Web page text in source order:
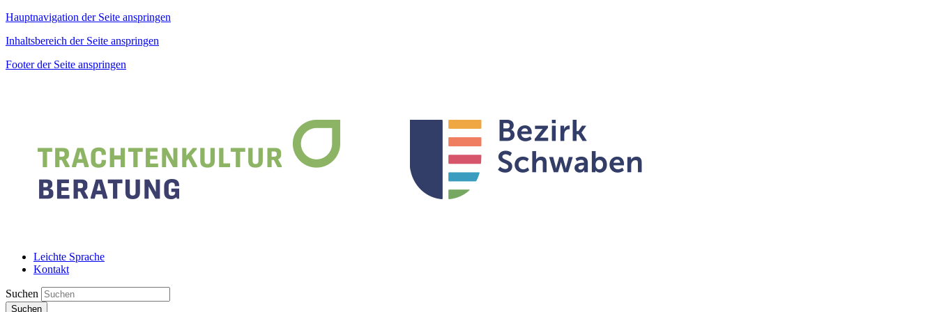
Hauptnavigation der Seite anspringen
Inhaltsbereich der Seite anspringen
Footer der Seite anspringen
Leichte Sprache
Kontakt
Suchen
Suchen